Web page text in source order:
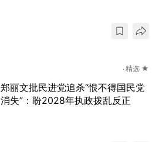
精选 ★
郑丽文批民进党追杀“恨不得国民党
消失”：盼2028年执政拨乱反正